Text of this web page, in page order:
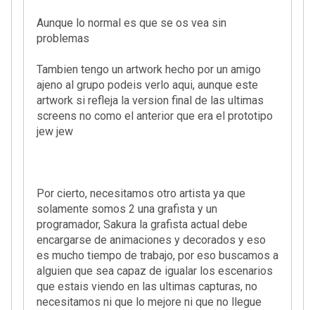
Aunque lo normal es que se os vea sin
problemas
Tambien tengo un artwork hecho por un amigo
ajeno al grupo podeis verlo aqui, aunque este
artwork si refleja la version final de las ultimas
screens no como el anterior que era el prototipo
jew jew
Por cierto, necesitamos otro artista ya que
solamente somos 2 una grafista y un
programador, Sakura la grafista actual debe
encargarse de animaciones y decorados y eso
es mucho tiempo de trabajo, por eso buscamos a
alguien que sea capaz de igualar los escenarios
que estais viendo en las ultimas capturas, no
necesitamos ni que lo mejore ni que no llegue